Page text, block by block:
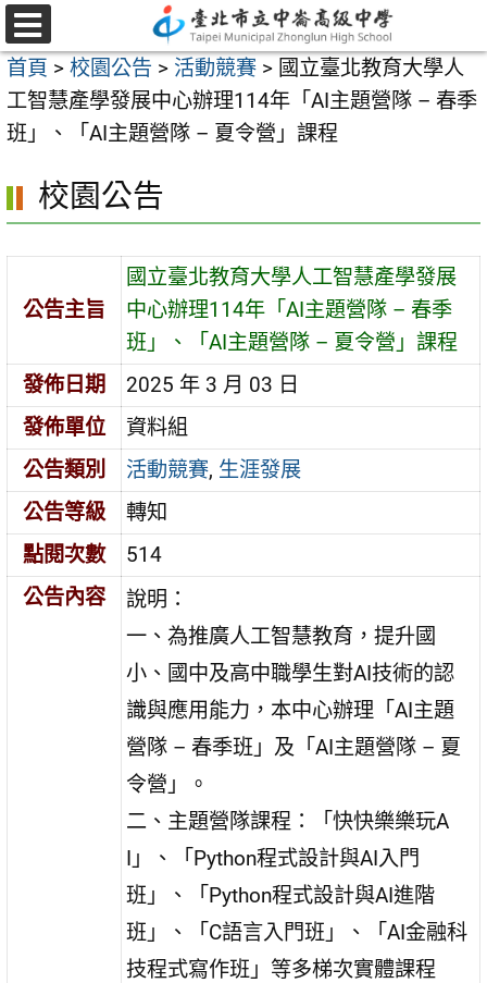
跳
至
主
要
內
區
選
單
首頁 > 校園公告 > 活動競賽 > 國立臺北教育大學人
工智慧產學發展中心辦理114年「AI主題營隊 – 春季
班」、「AI主題營隊 – 夏令營」課程
校園公告
公告主旨
國立臺北教育大學人工智慧產學發展
中心辦理114年「AI主題營隊 – 春季
班」、「AI主題營隊 – 夏令營」課程
發佈日期
2025 年 3 月 03 日
發佈單位
資料組
公告類別
活動競賽, 生涯發展
公告等級
轉知
點閱次數
514
公告內容
說明：
一、為推廣人工智慧教育，提升國
小、國中及高中職學生對AI技術的認
識與應用能力，本中心辦理「AI主題
營隊 – 春季班」及「AI主題營隊 – 夏
令營」。
二、主題營隊課程：「快快樂樂玩A
I」、「Python程式設計與AI入門
班」、「Python程式設計與AI進階
班」、「C語言入門班」、「AI金融科
技程式寫作班」等多梯次實體課程